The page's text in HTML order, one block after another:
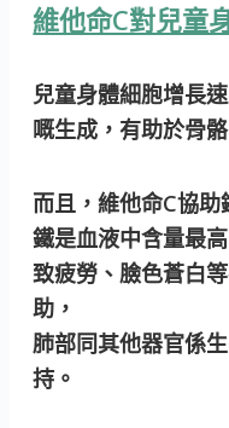
維他命C對兒童
兒童身體細胞增長
嘅生成，有助於骨
而且，維他命C協
鐵是血液中含量最
致疲勞、臉色蒼白
助，
肺部同其他器官係
持。